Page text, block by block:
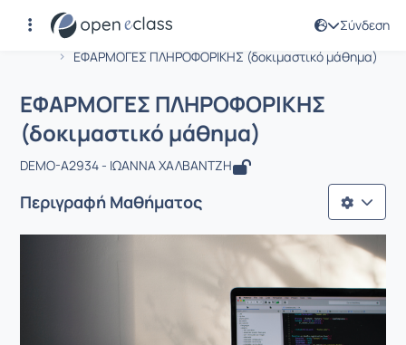
Σύνδεση
Αρχική Σελίδα
ΕΦΑΡΜΟΓΕΣ ΠΛΗΡΟΦΟΡΙΚΗΣ (δοκιμαστικό μάθημα)
Μάθημα : ΕΦΑΡΜΟΓΕΣ
ΕΦΑΡΜΟΓΕΣ ΠΛΗΡΟΦΟΡΙΚΗΣ
(δοκιμαστικό μάθημα)
DEMO-A2934 - ΙΩΑΝΝΑ ΧΑΛΒΑΝΤΖΗ
Περιγραφή Μαθήματος